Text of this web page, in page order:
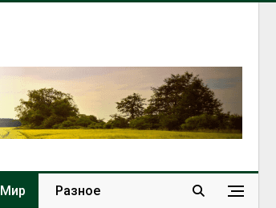
Мир Разное